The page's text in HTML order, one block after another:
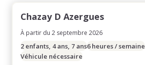
Chazay D Azergues
À partir du 2 septembre 2026
2 enfants, 4 ans, 7 ans6 heures / semaine
Véhicule nécessaire